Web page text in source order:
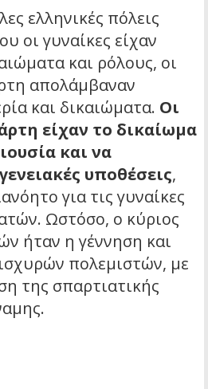
ελληνικές πόλεις
οι γυναίκες είχαν
και ρόλους, οι
απολάμβαναν
και δικαιώματα. Οι
είχαν το δικαίωμα
και να
υποθέσεις,
για τις γυναίκες
Ωστόσο, ο κύριος
ήταν η γέννηση και
πολεμιστών, με
της σπαρτιατικής